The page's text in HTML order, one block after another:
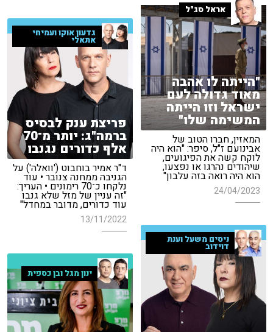
אראל סג"ל
"הייתה לו אהבה
מאוד גדולה לעם
ישראל וזו הייתה
המשימה שלו"
המאזין, חברו הטוב של
אבינועם ז"ל, סיפר: "הוא היה
לוקח קשה את הפיגועים,
שיהודים נהרגו או נפצעו,
הוא היה רואה בזה עלבון"
24/04/2023
גדעון אוקו ועמיחי
אתאלי
פריצת ענק לבסיס
ברמה"ג: יותר מ־70
אלף כדורים נגנבו
ד"ר אמיר בוחבוט ('וואלה') על
הגניבה ממחנה צנובר • עוד
נלקחו כ־70 רימונים • העריך:
"זה עניין של מזל שלא גנבו
עוד כדורים, מדובר במחדל"
13/11/2022
ניסים משעל וענת
דוידוב
ינון מגל ובן כספית